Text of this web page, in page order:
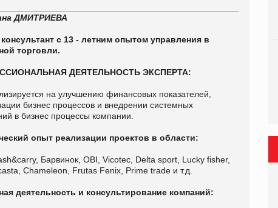
ДМИТРИЕВА
с 13 - летним опытом управления в
торговли.
ДЕЯТЕЛЬНОСТЬ ЭКСПЕРТА:
на улучшению финансовых показателей,
бизнес процессов и внедрении системных
в бизнес процессы компании.
опыт реализации проектов в области:
Барвинок, OBI, Viсotec, Delta sport, Lucky fisher,
Chameleon, Frutas Fenix, Prime trade и т.д.
деятельность и консультирование компаний: